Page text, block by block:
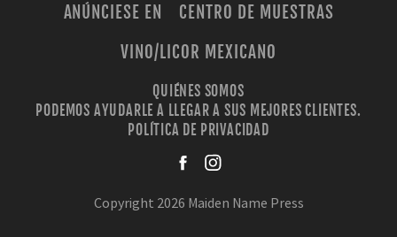
ANÚNCIESE EN
CENTRO DE MUESTRAS
VINO/LICOR MEXICANO
QUIÉNES SOMOS
PODEMOS AYUDARLE A LLEGAR A SUS MEJORES CLIENTES.
POLÍTICA DE PRIVACIDAD
Copyright 2026 Maiden Name Press